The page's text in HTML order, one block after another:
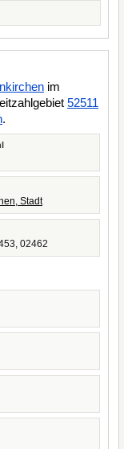
im
52511
.
Stadt
02462